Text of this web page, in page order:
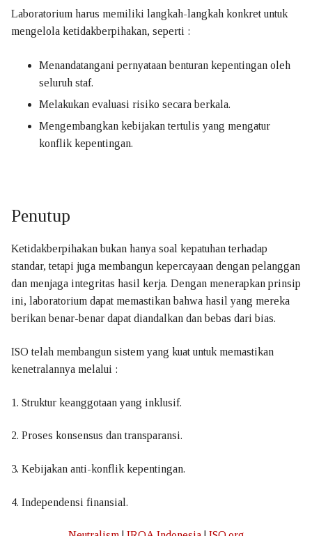
Laboratorium harus memiliki langkah-langkah konkret untuk
mengelola ketidakberpihakan, seperti :
Menandatangani pernyataan benturan kepentingan oleh
seluruh staf.
Melakukan evaluasi risiko secara berkala.
Mengembangkan kebijakan tertulis yang mengatur
konflik kepentingan.
Penutup
Ketidakberpihakan bukan hanya soal kepatuhan terhadap
standar, tetapi juga membangun kepercayaan dengan pelanggan
dan menjaga integritas hasil kerja. Dengan menerapkan prinsip
ini, laboratorium dapat memastikan bahwa hasil yang mereka
berikan benar-benar dapat diandalkan dan bebas dari bias.
ISO telah membangun sistem yang kuat untuk memastikan
kenetralannya melalui :
1. Struktur keanggotaan yang inklusif.
2. Proses konsensus dan transparansi.
3. Kebijakan anti-konflik kepentingan.
4. Independensi finansial.